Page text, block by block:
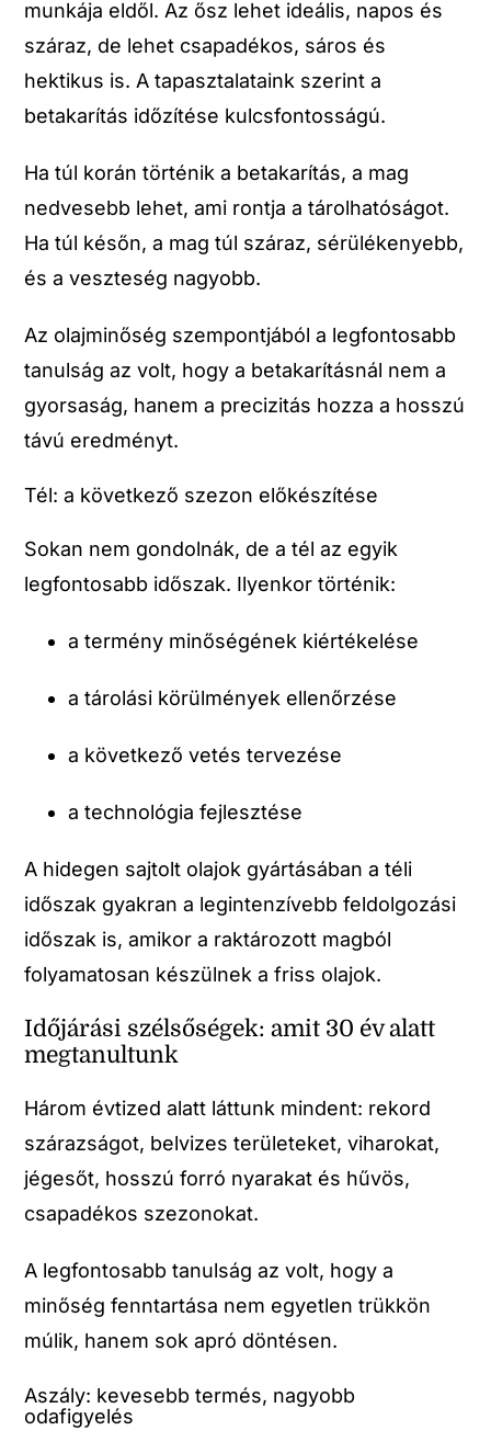
munkája eldől. Az ősz lehet ideális, napos és
száraz, de lehet csapadékos, sáros és
hektikus is. A tapasztalataink szerint a
betakarítás időzítése kulcsfontosságú.
Ha túl korán történik a betakarítás, a mag
nedvesebb lehet, ami rontja a tárolhatóságot.
Ha túl későn, a mag túl száraz, sérülékenyebb,
és a veszteség nagyobb.
Az olajminőség szempontjából a legfontosabb
tanulság az volt, hogy a betakarításnál nem a
gyorsaság, hanem a precizitás hozza a hosszú
távú eredményt.
Tél: a következő szezon előkészítése
Sokan nem gondolnák, de a tél az egyik
legfontosabb időszak. Ilyenkor történik:
a termény minőségének kiértékelése
a tárolási körülmények ellenőrzése
a következő vetés tervezése
a technológia fejlesztése
A hidegen sajtolt olajok gyártásában a téli
időszak gyakran a legintenzívebb feldolgozási
időszak is, amikor a raktározott magból
folyamatosan készülnek a friss olajok.
Időjárási szélsőségek: amit 30 év alatt
megtanultunk
Három évtized alatt láttunk mindent: rekord
szárazságot, belvizes területeket, viharokat,
jégesőt, hosszú forró nyarakat és hűvös,
csapadékos szezonokat.
A legfontosabb tanulság az volt, hogy a
minőség fenntartása nem egyetlen trükkön
múlik, hanem sok apró döntésen.
Aszály: kevesebb termés, nagyobb
odafigyelés